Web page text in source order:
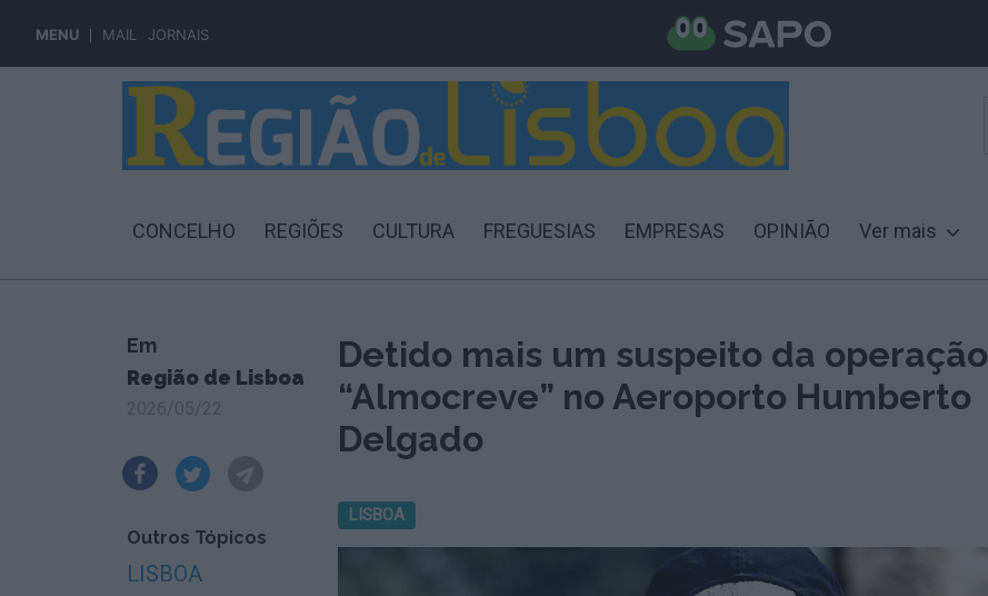
MENU MAIL JORNAIS
CONCELHO REGIÕES CULTURA FREGUESIAS EMPRESAS OPINIÃO Ver mais
Em
Região de Lisboa
Outros Tópicos
LISBOA
Detido mais um suspeito da operação
“Almocreve” no Aeroporto Humberto
Delgado
LISBOA